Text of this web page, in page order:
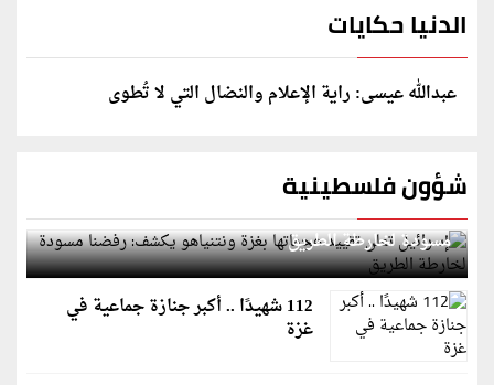
الدنيا حكايات
عبدالله عيسى: راية الإعلام والنضال التي لا تُطوى
شؤون فلسطينية
إسرائيل تعلن تقييد هجماتها بغزة ونتنياهو يكشف: رفضنا
مسودة لخارطة الطريق
112 شهيدًا .. أكبر جنازة جماعية في
غزة